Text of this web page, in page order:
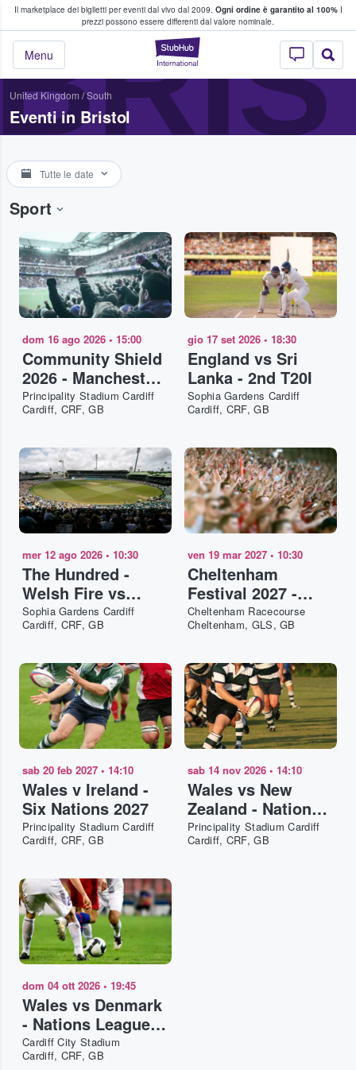
Il marketplace dei biglietti per eventi dal vivo dal 2009. Ogni ordine è garantito al 100%I
prezzi possono essere differenti dal valore nominale.
StubHub - Dove
Menu
fan comprano e vendono biglietti
United Kingdom /South
Eventi in Bristol
Tutte le date
Sport
dom 16 ago 2026 • 15:00
Community Shield
2026 - Manchester
City FC vs Arsenal
FC
Principality Stadium Cardiff
Cardiff, CRF, GB
gio 17 set 2026 • 18:30
England vs Sri
Lanka - 2nd T20I
Sophia Gardens Cardiff
Cardiff, CRF, GB
mer 12 ago 2026 • 10:30
The Hundred -
Welsh Fire vs
London Spirit -
Doubleheader
Sophia Gardens Cardiff
Cardiff, CRF, GB
ven 19 mar 2027 • 10:30
Cheltenham
Festival 2027 -
Gold Cup Day
Cheltenham Racecourse
Cheltenham, GLS, GB
sab 20 feb 2027 • 14:10
Wales v Ireland -
Six Nations 2027
Principality Stadium Cardiff
Cardiff, CRF, GB
sab 14 nov 2026 • 14:10
Wales vs New
Zealand - Nations
Championship
2026
Principality Stadium Cardiff
Cardiff, CRF, GB
dom 04 ott 2026 • 19:45
Wales vs Denmark
- Nations League
2026-27
Cardiff City Stadium
Cardiff, CRF, GB